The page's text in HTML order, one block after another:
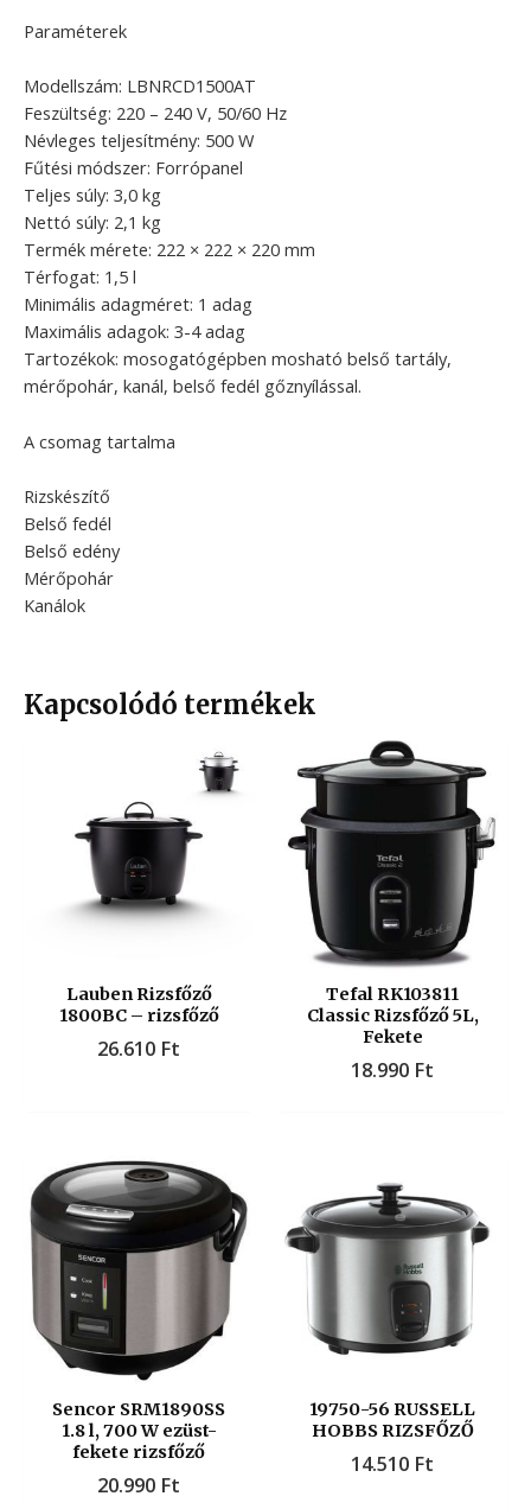
Paraméterek
Modellszám: LBNRCD1500AT
Feszültség: 220 – 240 V, 50/60 Hz
Névleges teljesítmény: 500 W
Fűtési módszer: Forrópanel
Teljes súly: 3,0 kg
Nettó súly: 2,1 kg
Termék mérete: 222 × 222 × 220 mm
Térfogat: 1,5 l
Minimális adagméret: 1 adag
Maximális adagok: 3-4 adag
Tartozékok: mosogatógépben mosható belső tartály,
mérőpohár, kanál, belső fedél gőznyílással.
A csomag tartalma
Rizskészítő
Belső fedél
Belső edény
Mérőpohár
Kanálok
Kapcsolódó termékek
Lauben Rizsfőző
1800BC – rizsfőző
26.610 Ft
Tefal RK103811
Classic Rizsfőző 5L,
Fekete
18.990 Ft
Sencor SRM1890SS
1.8 l, 700 W ezüst-
fekete rizsfőző
20.990 Ft
19750-56 RUSSELL
HOBBS RIZSFŐZŐ
14.510 Ft